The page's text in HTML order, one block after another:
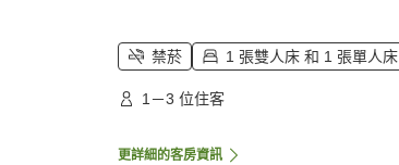
禁菸 1 張雙人床 和 1 張單人床
1－3 位住客
更詳細的客房資訊